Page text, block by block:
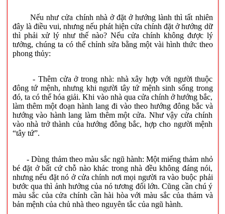
Nếu như cửa chính nhà ở đặt ở hướng lành thì tất nhiên
đây là điều vui, nhưng nếu phát hiện cửa chính đặt ở hướng dữ
thì phải xử lý như thế nào? Nếu cửa chính không được lý
tưởng, chúng ta có thể chỉnh sửa bằng một vài hình thức theo
phong thủy:
- Thêm cửa ở trong nhà: nhà xây hợp với người thuộc
đông tứ mệnh, nhưng khi người tây tứ mệnh sinh sống trong
đó, ta có thể hóa giải. Khi vào nhà qua cửa chính ở hướng bắc,
làm thêm một đoạn hành lang đi vào theo hướng đông bắc và
hướng vào hành lang làm thêm một cửa. Như vậy cửa chính
vào nhà trở thành của hướng đông bắc, hợp cho người mệnh
“tây tứ”.
- Dùng thảm theo màu sắc ngũ hành: Một miếng thảm nhỏ
bé đặt ở bất cứ chỗ nào khác trong nhà đều không đáng nói,
nhưng nếu đặt nó ở cửa chính nơi mọi người ra vào buộc phải
bước qua thì ảnh hưởng của nó tương đối lớn. Cũng cần chú ý
màu sắc của cửa chính cần hài hòa với màu sắc của thảm và
bản mệnh của chủ nhà theo nguyên tắc của ngũ hành.